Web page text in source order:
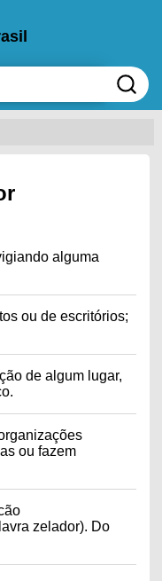
alguma
ou de escritórios;
de algum lugar,
ou fazem
zelador). Do